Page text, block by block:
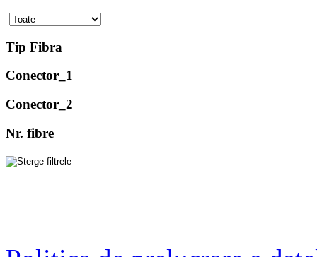
Tip Fibra
Conector_1
Conector_2
Nr. fibre